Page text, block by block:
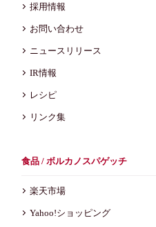
採用情報
お問い合わせ
ニュースリリース
IR情報
レシピ
リンク集
食品 / ボルカノスパゲッチ
楽天市場
Yahoo!ショッピング